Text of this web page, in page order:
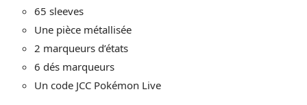
65 sleeves
Une pièce métallisée
2 marqueurs d’états
6 dés marqueurs
Un code JCC Pokémon Live